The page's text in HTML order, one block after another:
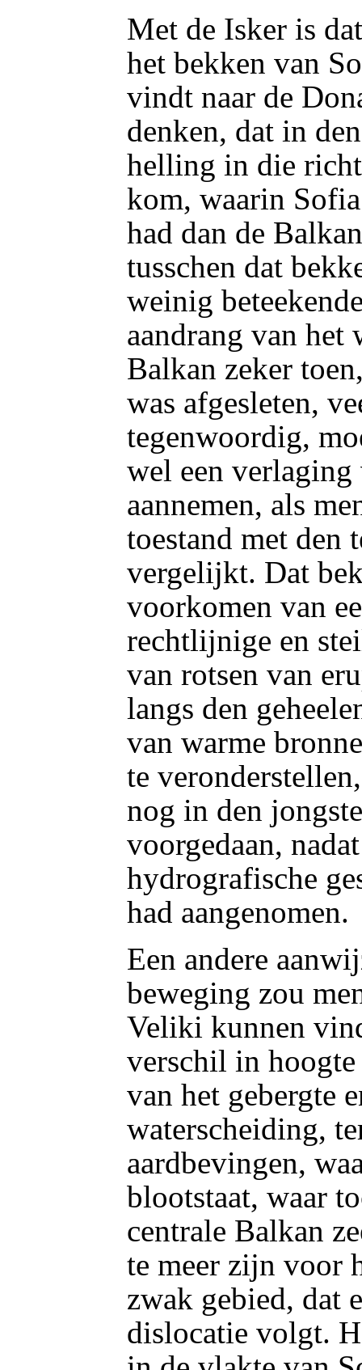
Met de Isker is
het bekken van
vindt naar de
denken, dat in
helling in die
kom, waarin
had dan de
tusschen dat
weinig
aandrang van het
Balkan zeker
was afgesleten,
tegenwoordig,
wel een
aannemen, als
toestand met den
vergelijkt. Dat
voorkomen van
rechtlijnige en
van rotsen van
langs den
van warme
te
nog in den
voorgedaan,
hydrografische
had aangenomen.
Een andere
beweging zou
Veliki kunnen
verschil in hoogte
van het gebergte
waterscheiding,
aardbevingen,
blootstaat, waar
centrale Balkan
te meer zijn voor
zwak gebied, dat
dislocatie volgt.